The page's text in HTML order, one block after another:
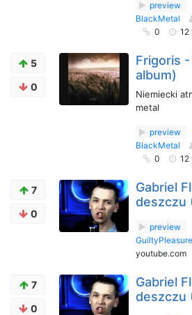
preview
BlackMetal
0
12
5
0
Frigoris -
album)
Niemiecki
metal
preview
BlackMetal
0
12
7
0
Gabriel
deszczu
preview
GuiltyPleasure
youtube.com
7
0
Gabriel
deszczu